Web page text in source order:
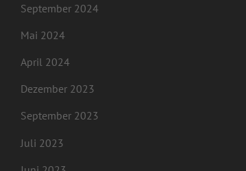
September 2024
Mai 2024
April 2024
Dezember 2023
September 2023
Juli 2023